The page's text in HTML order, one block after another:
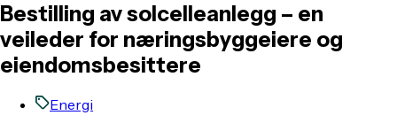
Bestilling av solcelleanlegg – en
veileder for næringsbyggeiere og
eiendomsbesittere
Energi